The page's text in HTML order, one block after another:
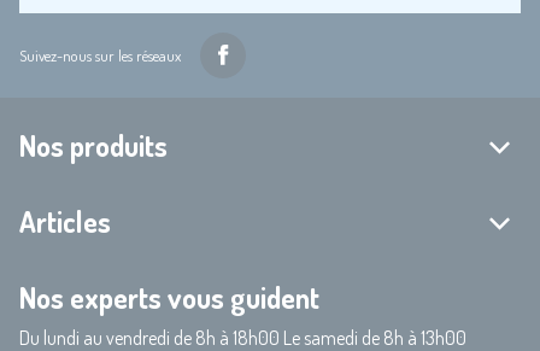
Suivez-nous sur les réseaux
Nos produits
Articles
Nos experts vous guident
Du lundi au vendredi de 8h à 18h00 Le samedi de 8h à 13h00